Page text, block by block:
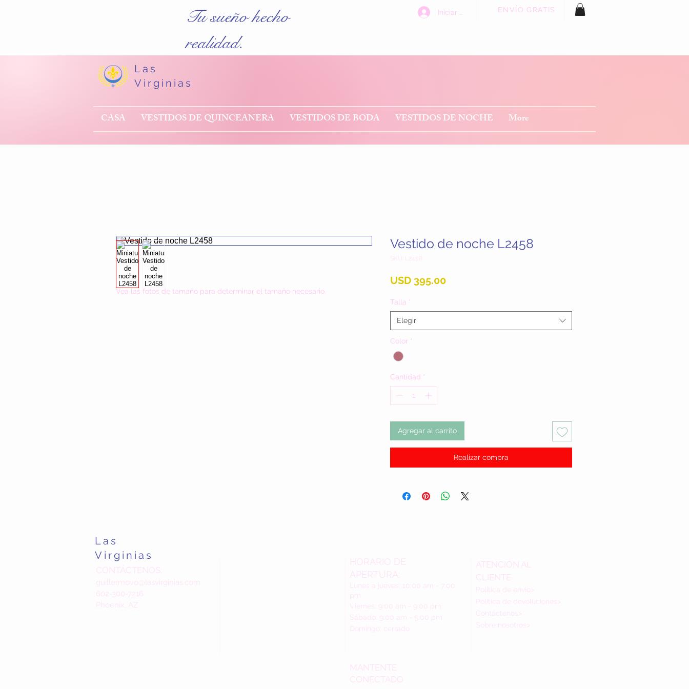
Tu sueño hecho
realidad.
Iniciar sesión ENVÍO GRATIS
Las
Virginias
CASA VESTIDOS DE QUINCEANERA VESTIDOS DE BODA VESTIDOS DE NOCHE More
Vea las fotos de tamaño para determinar el tamaño necesario.
Vestido de noche L2458
SKU: L2458
USD 395.00Precio
Talla *
Elegir
Color *
Cantidad *
Agregar al carrito
Realizar compra
Las
Virginias
CONTÁCTENOS:
guillermovo@lasvirginias.com
602-300-7216
Phoenix, AZ
HORARIO DE
APERTURA:
Lunes a jueves: 10:00 am - 7:00
pm
Viernes: 9:00 am - 9:00 pm
Sábado: 9:00 am - 5:00 pm
Domingo: cerrado
MANTENTE
CONECTADO
ATENCIÓN AL
CLIENTE
Política de envío>
Política de devoluciones>
Contáctenos>
Sobre nosotros>